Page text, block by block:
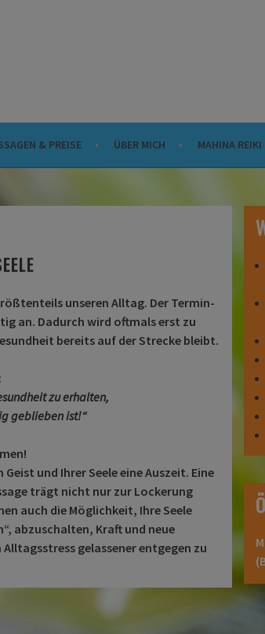
& PREISE ÜBER MICH MAHINA REIKI
unseren Alltag. Der Termin-
an. Dadurch wird oftmals erst zu
bereits auf der Strecke bleibt.
zu erhalten,
geblieben ist!“
und Ihrer Seele eine Auszeit. Eine
trägt nicht nur zur Lockerung
auch die Möglichkeit, Ihre Seele
abzuschalten, Kraft und neue
gelassener entgegen zu